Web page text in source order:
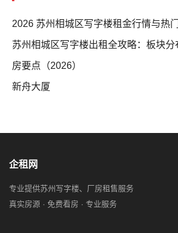
2026 苏州相城区写字楼租金行情与热
苏州相城区写字楼出租全攻略：板块
房要点（2026）
新舟大厦
企租网
专业提供苏州写字楼、厂房租售服务
真实房源 · 免费看房 · 专业服务